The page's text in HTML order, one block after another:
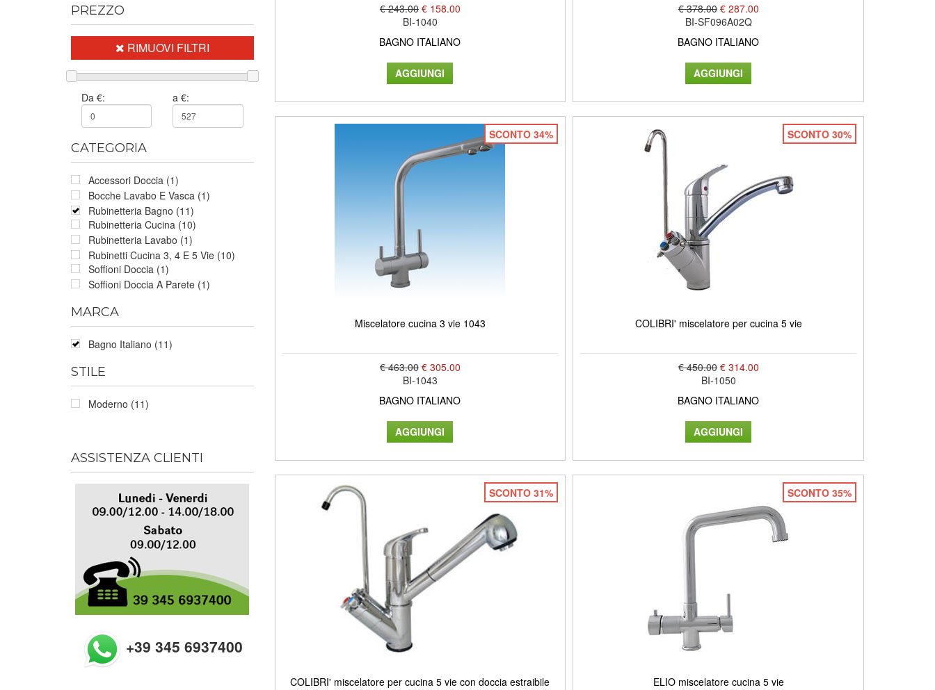
PREZZO
RIMUOVI FILTRI
Da €: a €:
CATEGORIA
Accessori Doccia (1)
Bocche Lavabo E Vasca (1)
Rubinetteria Bagno (11)
Rubinetteria Cucina (10)
Rubinetteria Lavabo (1)
Rubinetti Cucina 3, 4 E 5 Vie (10)
Soffioni Doccia (1)
Soffioni Doccia A Parete (1)
MARCA
Bagno Italiano (11)
STILE
Moderno (11)
ASSISTENZA CLIENTI
+39 345 6937400
€ 243.00 € 158.00
BI-1040
BAGNO ITALIANO
€ 378.00 € 287.00
BI-SF096A02Q
BAGNO ITALIANO
SCONTO 34%
Miscelatore cucina 3 vie 1043
€ 463.00 € 305.00
BI-1043
BAGNO ITALIANO
SCONTO 30%
COLIBRI' miscelatore per cucina 5 vie
€ 450.00 € 314.00
BI-1050
BAGNO ITALIANO
SCONTO 31%
COLIBRI' miscelatore per cucina 5 vie con doccia estraibile
SCONTO 35%
ELIO miscelatore cucina 5 vie